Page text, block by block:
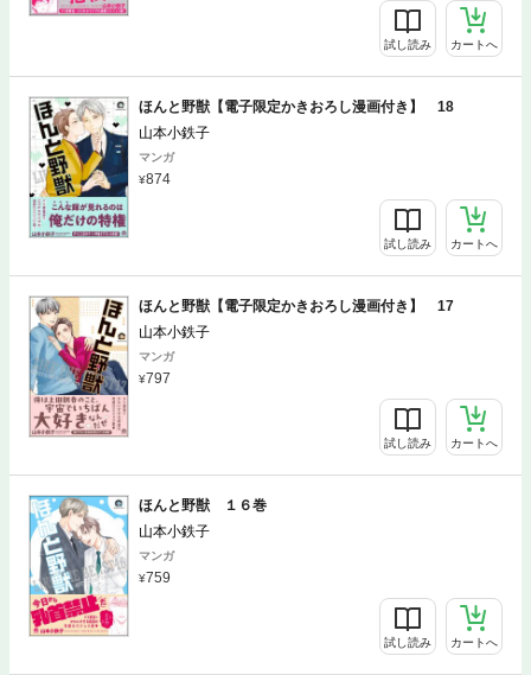
試し読み カートへ
ほんと野獣【電子限定かきおろし漫画付き】 18
山本小鉄子
マンガ
874
試し読み カートへ
ほんと野獣【電子限定かきおろし漫画付き】 17
山本小鉄子
マンガ
797
試し読み カートへ
ほんと野獣 １６巻
山本小鉄子
マンガ
759
試し読み カートへ